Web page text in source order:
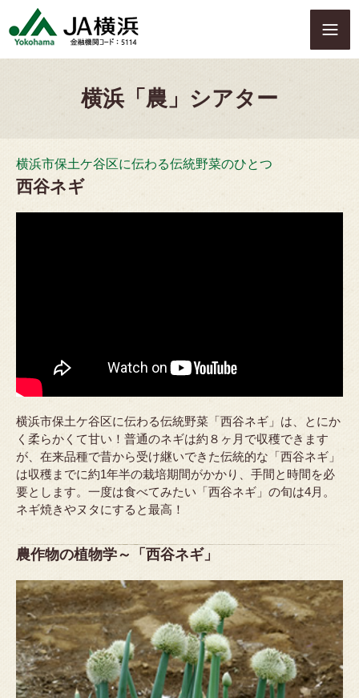
p
横浜「農」シアター
横浜市保土ケ谷区に伝わる伝統野菜のひとつ
西谷ネギ
横浜市保土ケ谷区に伝わる伝統野菜「西谷ネギ」は、とにか
く柔らかくて甘い！普通のネギは約８ヶ月で収穫できます
が、在来品種で昔から受け継いできた伝統的な「西谷ネギ」
は収穫までに約1年半の栽培期間がかかり、手間と時間を必
要とします。一度は食べてみたい「西谷ネギ」の旬は4月。
ネギ焼きやヌタにすると最高！
農作物の植物学～「西谷ネギ」